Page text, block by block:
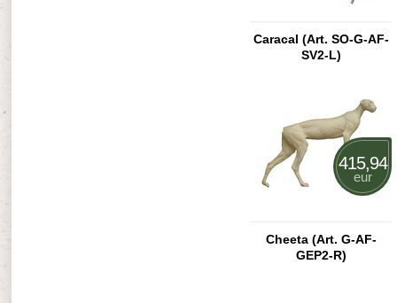
Caracal (Art. SO-G-AF-
SV2-L)
Cheeta (Art. G-AF-
GEP2-R)
415,94
eur